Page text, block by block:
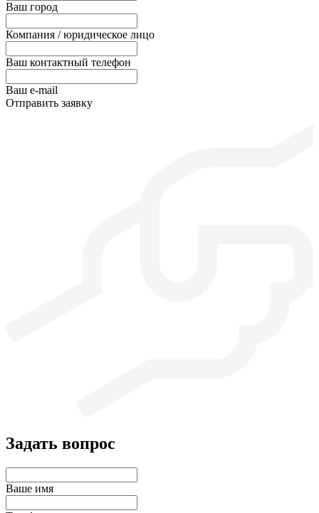
Ваш город
Компания / юридическое лицо
Ваш контактный телефон
Ваш e-mail
Отправить заявку
Задать вопрос
Ваше имя